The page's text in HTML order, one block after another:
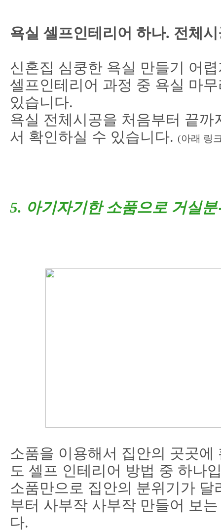
욕실 셀프인테리어 하나. 전체
신혼집 심쿵한 욕실 만들기 어
셀프인테리어 과정 중 욕실 마
있습니다.
욕실 전체시공을 처음부터 끝까
서 확인하실 수 있습니다. (아래 링
5. 아기자기한 소품으로 거실
소품을 이용해서 집안의 곳곳에
도 셀프 인테리어 방법 중 하나
소품만으로 집안의 분위기가 달
부터 사부작 사부작 만들어 보
다.